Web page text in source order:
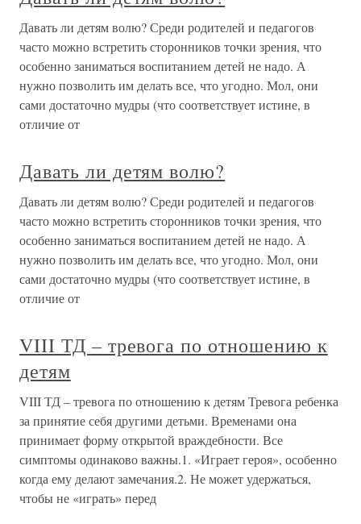
Давать ли детям волю? Среди родителей и педагогов
часто можно встретить сторонников точки зрения, что
особенно заниматься воспитанием детей не надо. А
нужно позволить им делать все, что угодно. Мол, они
сами достаточно мудры (что соответствует истине, в
отличие от
Давать ли детям волю?
Давать ли детям волю? Среди родителей и педагогов
часто можно встретить сторонников точки зрения, что
особенно заниматься воспитанием детей не надо. А
нужно позволить им делать все, что угодно. Мол, они
сами достаточно мудры (что соответствует истине, в
отличие от
VIII ТД – тревога по отношению к
детям
VIII ТД – тревога по отношению к детям Тревога ребенка
за принятие себя другими детьми. Временами она
принимает форму открытой враждебности. Все
симптомы одинаково важны.1. «Играет героя», особенно
когда ему делают замечания.2. Не может удержаться,
чтобы не «играть» перед